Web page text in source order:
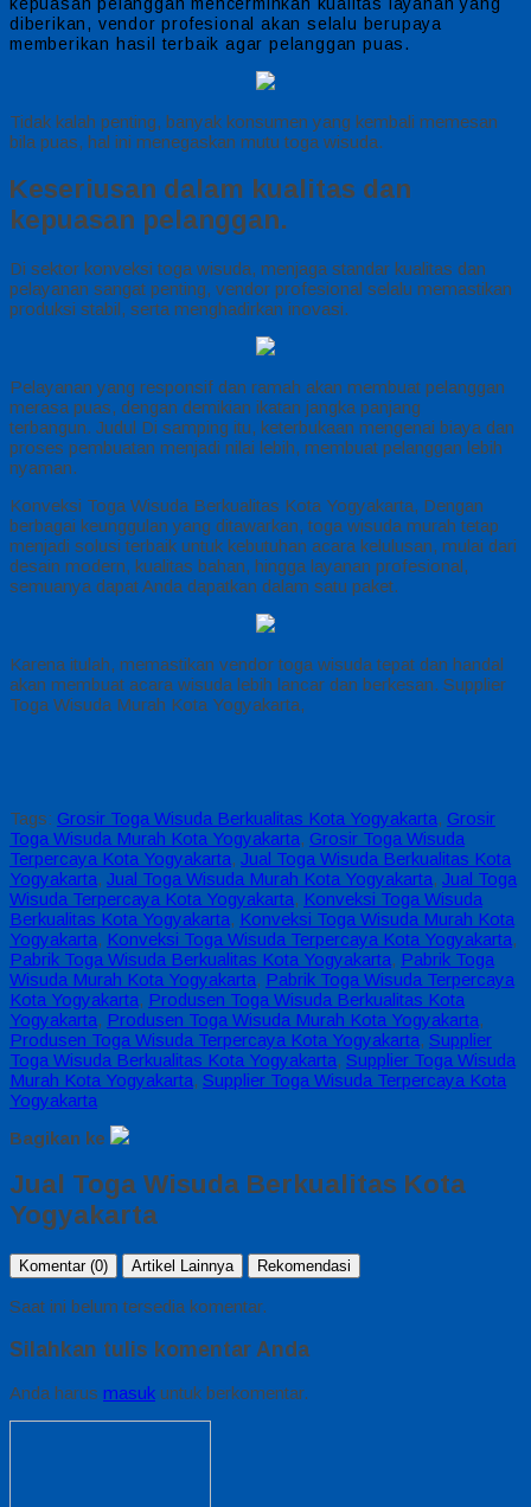
kepuasan pelanggan mencerminkan kualitas layanan yang
diberikan, vendor profesional akan selalu berupaya
memberikan hasil terbaik agar pelanggan puas.
Tidak kalah penting, banyak konsumen yang kembali memesan
bila puas, hal ini menegaskan mutu toga wisuda.
Keseriusan dalam kualitas dan
kepuasan pelanggan.
Di sektor konveksi toga wisuda, menjaga standar kualitas dan
pelayanan sangat penting, vendor profesional selalu memastikan
produksi stabil, serta menghadirkan inovasi.
Pelayanan yang responsif dan ramah akan membuat pelanggan
merasa puas, dengan demikian ikatan jangka panjang
terbangun. Judul Di samping itu, keterbukaan mengenai biaya dan
proses pembuatan menjadi nilai lebih, membuat pelanggan lebih
nyaman.
Konveksi Toga Wisuda Berkualitas Kota Yogyakarta, Dengan
berbagai keunggulan yang ditawarkan, toga wisuda murah tetap
menjadi solusi terbaik untuk kebutuhan acara kelulusan, mulai dari
desain modern, kualitas bahan, hingga layanan profesional,
semuanya dapat Anda dapatkan dalam satu paket.
Karena itulah, memastikan vendor toga wisuda tepat dan handal
akan membuat acara wisuda lebih lancar dan berkesan. Supplier
Toga Wisuda Murah Kota Yogyakarta,
Tags: Grosir Toga Wisuda Berkualitas Kota Yogyakarta, Grosir
Toga Wisuda Murah Kota Yogyakarta, Grosir Toga Wisuda
Terpercaya Kota Yogyakarta, Jual Toga Wisuda Berkualitas Kota
Yogyakarta, Jual Toga Wisuda Murah Kota Yogyakarta, Jual Toga
Wisuda Terpercaya Kota Yogyakarta, Konveksi Toga Wisuda
Berkualitas Kota Yogyakarta, Konveksi Toga Wisuda Murah Kota
Yogyakarta, Konveksi Toga Wisuda Terpercaya Kota Yogyakarta,
Pabrik Toga Wisuda Berkualitas Kota Yogyakarta, Pabrik Toga
Wisuda Murah Kota Yogyakarta, Pabrik Toga Wisuda Terpercaya
Kota Yogyakarta, Produsen Toga Wisuda Berkualitas Kota
Yogyakarta, Produsen Toga Wisuda Murah Kota Yogyakarta,
Produsen Toga Wisuda Terpercaya Kota Yogyakarta, Supplier
Toga Wisuda Berkualitas Kota Yogyakarta, Supplier Toga Wisuda
Murah Kota Yogyakarta, Supplier Toga Wisuda Terpercaya Kota
Yogyakarta
Bagikan ke
Jual Toga Wisuda Berkualitas Kota
Yogyakarta
Komentar (0) Artikel Lainnya Rekomendasi
Saat ini belum tersedia komentar.
Silahkan tulis komentar Anda
Anda harus masuk untuk berkomentar.